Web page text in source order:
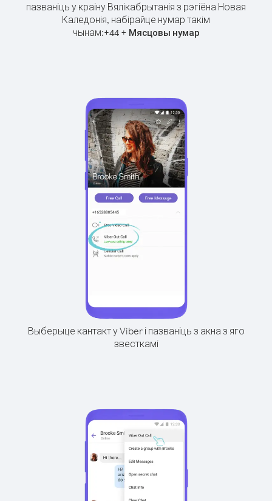
пазваніць у краіну Вялікабрытанія з рэгіёна Новая
Каледонія, набірайце нумар такім
чынам:+44+ Мясцовы нумар
Выберыце кантакт у Viber і пазваніць з акна з яго
звесткамі